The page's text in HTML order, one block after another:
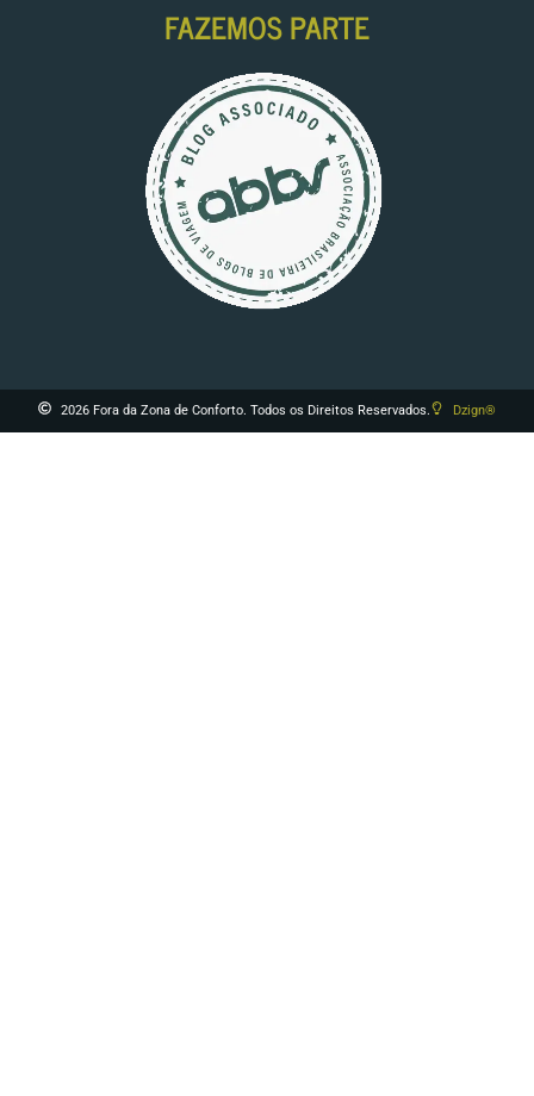
FAZEMOS PARTE
2026 Fora da Zona de Conforto. Todos os Direitos Reservados. Dzign®